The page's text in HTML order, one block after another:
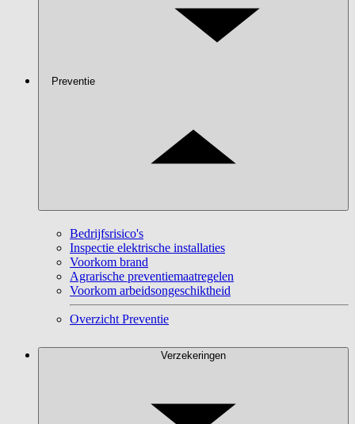
Preventie
Bedrijfsrisico's
Inspectie elektrische installaties
Voorkom brand
Agrarische preventiemaatregelen
Voorkom arbeidsongeschiktheid
Overzicht Preventie
Verzekeringen